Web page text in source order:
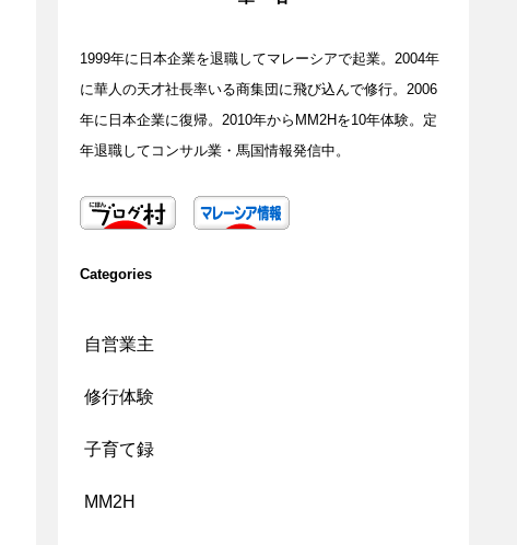
1999年に日本企業を退職してマレーシアで起業。2004年
に華人の天才社長率いる商集団に飛び込んで修行。2006
年に日本企業に復帰。2010年からMM2Hを10年体験。定
年退職してコンサル業・馬国情報発信中。
Categories
自営業主
修行体験
子育て録
MM2H